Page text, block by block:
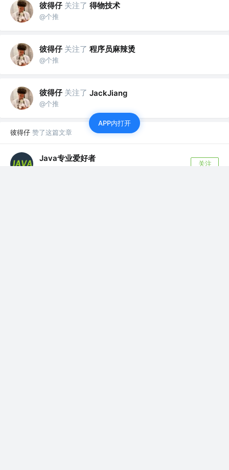
彼得仔 关注了 得物技术
@个推
彼得仔 关注了 程序员麻辣烫
@个推
彼得仔 关注了 JackJiang
@个推
彼得仔 赞了这篇文章
Java专业爱好者
关注
APP内打开